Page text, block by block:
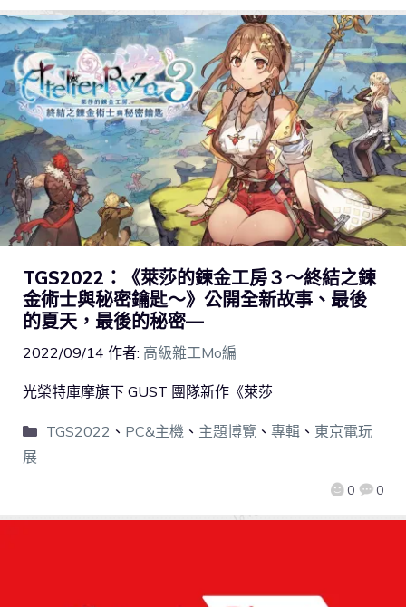
TGS2022：《萊莎的鍊金工房３～終結之鍊
金術士與秘密鑰匙～》公開全新故事、最後
的夏天，最後的秘密—
2022/09/14 作者: 高級雜工Mo編
0 0
光榮特庫摩旗下 GUST 團隊新作《萊莎
TGS2022 、 PC&主機 、 主題博覽 、 專輯、 東京電玩
展